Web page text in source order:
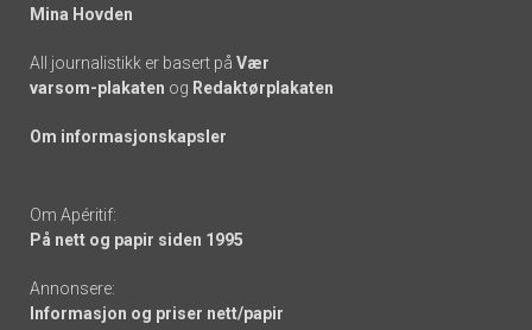
Mina Hovden
All journalistikk er basert på Vær
varsom-plakaten og Redaktørplakaten
Om informasjonskapsler
Om Apéritif:
På nett og papir siden 1995
Annonsere:
Informasjon og priser nett/papir